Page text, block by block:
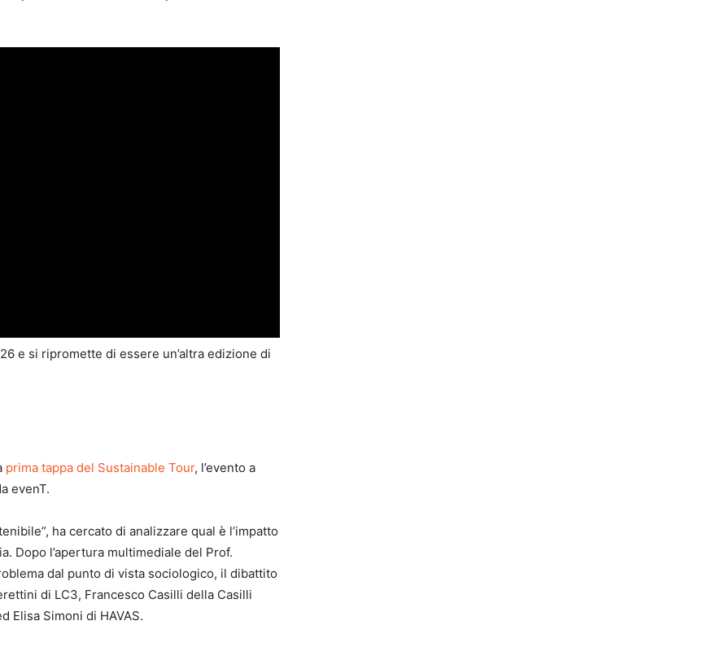
e si ripromette di essere un’altra edizione di
prima tappa del Sustainable Tour, l’evento a
evenT.
ha cercato di analizzare qual è l’impatto
Dopo l’apertura multimediale del Prof.
dal punto di vista sociologico, il dibattito
di LC3, Francesco Casilli della Casilli
Elisa Simoni di HAVAS.